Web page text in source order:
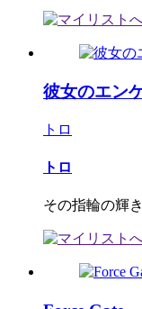
彼女のエン
トロ
トロ
その指輪の輝